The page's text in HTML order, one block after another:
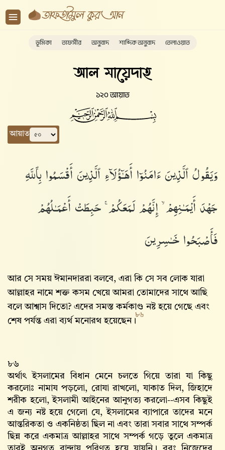
ভূমিকা তাফসীর অনুবাদ শাব্দিক অনুবাদ তেলাওয়াত
আল মায়েদাহ
১২০ আয়াত
আয়াত
وَيَقُولُ ٱلَّذِينَ ءَامَنُوٓا۟ أَهَـٰٓؤُلَآءِ ٱلَّذِينَ أَقْسَمُوا۟ بِٱللَّهِ
جَهْدَ أَيْمَـٰنِهِمْ ۙ إِنَّهُمْ لَمَعَكُمْ ۚ حَبِطَتْ أَعْمَـٰلُهُمْ
فَأَصْبَحُوا۟ خَـٰسِرِينَ
আর সে সময় ঈমানদাররা বলবে, এরা কি সে সব লোক যারা
আল্লাহর নামে শক্ত কসম খেয়ে আমরা তোমাদের সাথে আছি
বলে আশ্বাস দিতো? এদের সমস্ত কর্মকাণ্ড নষ্ট হয়ে গেছে এবং
শেষ পর্যন্ত এরা ব্যর্থ মনোরথ হয়েছেন।
৮৬
৮৬
অর্থাৎ ইসলামের বিধান মেনে চলতে গিয়ে তারা যা কিছু
করলোঃ নামায পড়লো, রোযা রাখলো, যাকাত দিল, জিহাদে
শরীক হলো, ইসলামী আইনের আনুগত্য করলো--এসব কিছুই
এ জন্য নষ্ট হয়ে গেলো যে, ইসলামের ব্যাপারে তাদের মনে
আন্তরিকতা ও একনিষ্ঠতা ছিল না এবং তারা সবার সাথে সম্পর্ক
ছিন্ন করে একমাত্র আল্লাহর সাথে সম্পর্ক গড়ে তুলে একমাত্র